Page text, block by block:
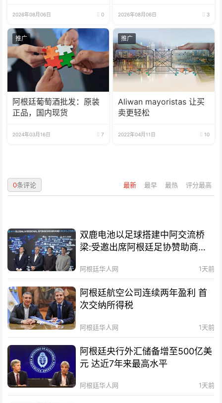
2026年08月06日 0 2026年08月06日 3
推广
阿根廷葡萄酒批发：原装
正品，国内现货
2024年03月16日 7
推广
Aliwan mayoristas 让买
卖更轻松
2022年04月11日 10
最新 最早 最热 评分最高
0条评论
双鹿电池以足球搭建中阿交流桥
梁:受邀出席阿根廷足协赞助商招
阿根廷华人网 1天前
阿根廷航空公司连续两年盈利 首
次交纳所得税
阿根廷华人网 1天前
阿根廷央行外汇储备增至500亿美
元 达近7年来最高水平
阿根廷华人网 1天前